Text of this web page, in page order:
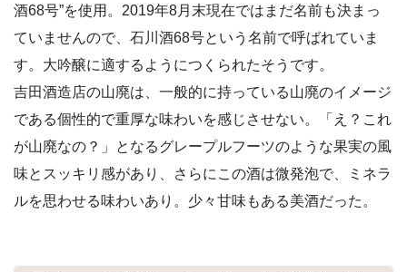
酒68号”を使用。2019年8月末現在ではまだ名前も決まっ
ていませんので、石川酒68号という名前で呼ばれていま
す。大吟醸に適するようにつくられたそうです。
吉田酒造店の山廃は、一般的に持っている山廃のイメージ
である個性的で重厚な味わいを感じさせない。「え？これ
が山廃なの？」となるグレープルフーツのような果実の風
味とスッキリ感があり、さらにこの酒は微発泡で、ミネラ
ルを思わせる味わいあり。少々甘味もある美酒だった。